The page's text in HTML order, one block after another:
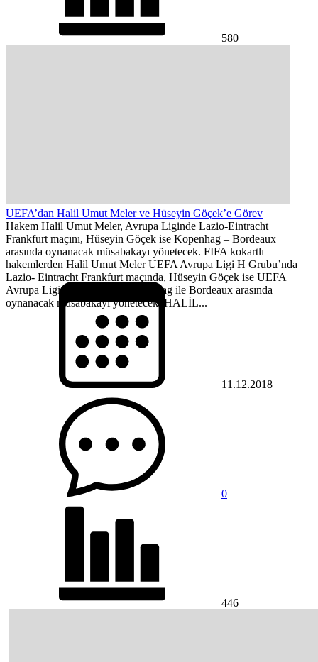
580
UEFA’dan Halil Umut Meler ve Hüseyin Göçek’e Görev
Hakem Halil Umut Meler, Avrupa Liginde Lazio-Eintracht
Frankfurt maçını, Hüseyin Göçek ise Kopenhag – Bordeaux
arasında oynanacak müsabakayı yönetecek. FIFA kokartlı
hakemlerden Halil Umut Meler UEFA Avrupa Ligi H Grubu’nda
Lazio- Eintracht Frankfurt maçında, Hüseyin Göçek ise UEFA
Avrupa Ligi C Grubu’nda Kopenhag ile Bordeaux arasında
oynanacak müsabakayı yönetecek. HALİL...
11.12.2018
0
446